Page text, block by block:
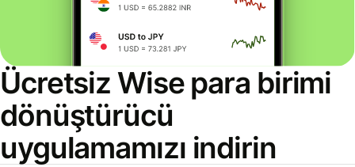
Ücretsiz Wise para birimi
dönüştürücü
uygulamamızı indirin